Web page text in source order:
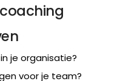
je organisatie?
voor je team?